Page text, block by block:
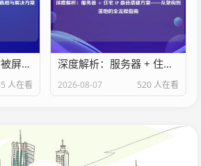
机房IP“背锅”？网站被屏蔽背后的技术真相与解决方案
人在看
深度解析：服务器 + 住宅 IP 最佳搭建方案——从架构到落地的全流程指南
2026-08-07 520 人在看